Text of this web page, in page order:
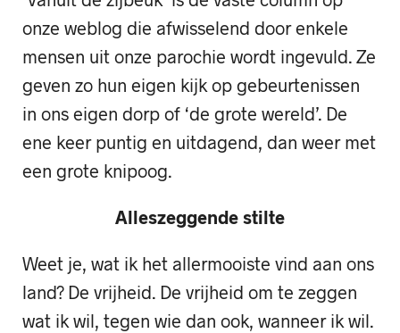
onze weblog die afwisselend door enkele
mensen uit onze parochie wordt ingevuld. Ze
geven zo hun eigen kijk op gebeurtenissen
in ons eigen dorp of ‘de grote wereld’. De
ene keer puntig en uitdagend, dan weer met
een grote knipoog.
Alleszeggende stilte
Weet je, wat ik het allermooiste vind aan ons
land? De vrijheid. De vrijheid om te zeggen
wat ik wil, tegen wie dan ook, wanneer ik wil.